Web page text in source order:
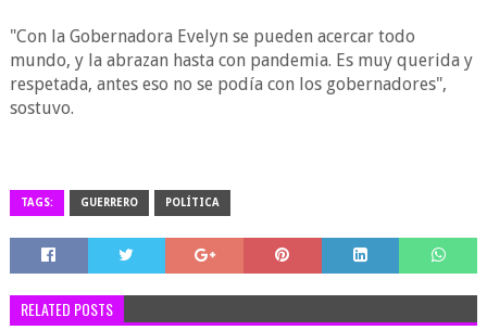
"Con la Gobernadora Evelyn se pueden acercar todo
mundo, y la abrazan hasta con pandemia. Es muy querida y
respetada, antes eso no se podía con los gobernadores",
sostuvo.
TAGS: GUERRERO POLÍTICA
RELATED POSTS